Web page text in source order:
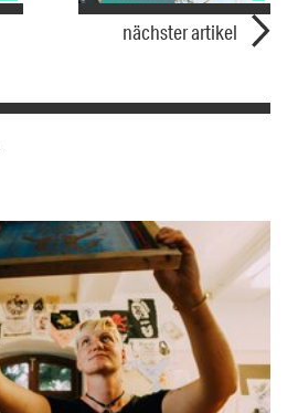
nächster artikel